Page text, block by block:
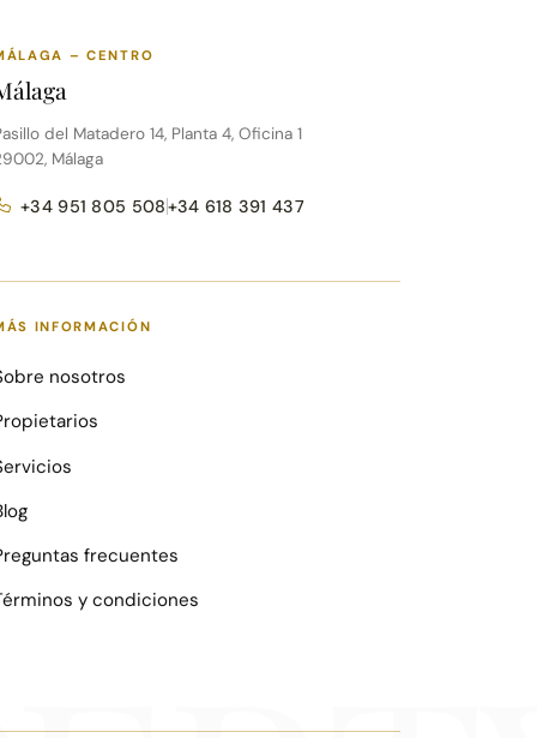
– CENTRO
del Matadero 14, Planta 4, Oficina 1
Málaga
+34 951 805 508+34 618 391 437
INFORMACIÓN
nosotros
frecuentes
y condiciones